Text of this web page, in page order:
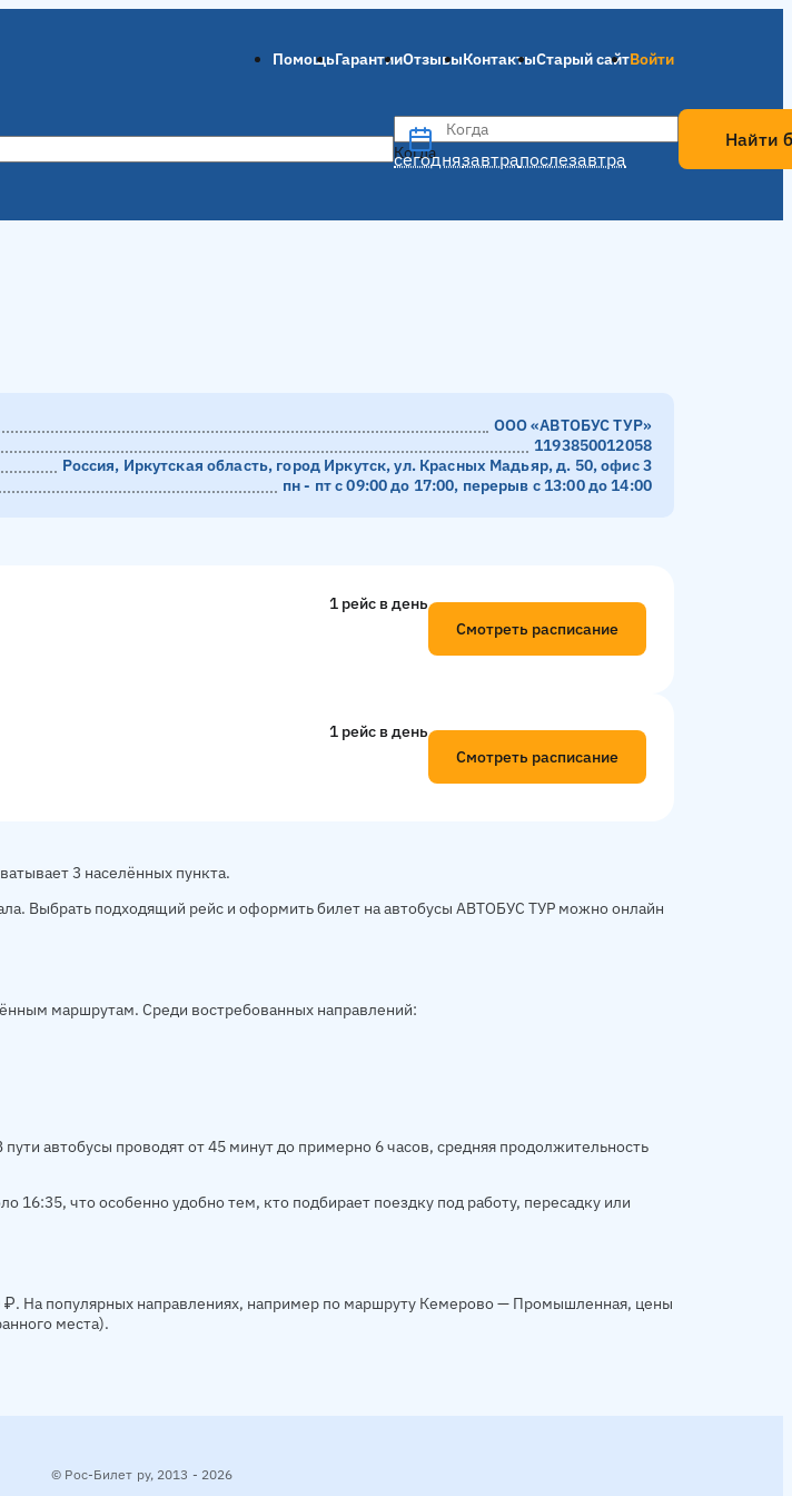
ПомощьГарантииОтзывыКонтактыСтарый сайтВойти
Когда
сегоднязавтрапослезавтра
Когда
Найти
ООО «АВТОБУС ТУР»
1193850012058
Россия, Иркутская область, город Иркутск, ул. Красных Мадьяр, д. 50, офис 3
пн - пт с 09:00 до 17:00, перерыв с 13:00 до 14:00
1 рейс в день
Смотреть расписание
1 рейс в день
Смотреть расписание
3 населённых пункта.
Выбрать подходящий рейс и оформить билет на автобусы АВТОБУС ТУР можно онлайн
маршрутам. Среди востребованных направлений:
автобусы проводят от 45 минут до примерно 6 часов, средняя продолжительность
что особенно удобно тем, кто подбирает поездку под работу, пересадку или
На популярных направлениях, например по маршруту Кемерово — Промышленная, цены
места).
© Рос-Билет ру, 2013 - 2026